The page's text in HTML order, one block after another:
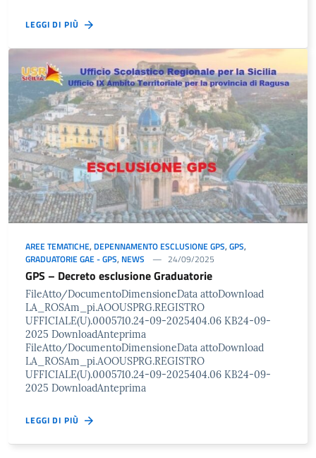
LEGGI DI PIÙ
AREE TEMATICHE, DEPENNAMENTO ESCLUSIONE GPS, GPS,
GRADUATORIE GAE - GPS, NEWS 24/09/2025
GPS – Decreto esclusione Graduatorie
FileAtto/DocumentoDimensioneData attoDownload
LA_ROSAm_pi.AOOUSPRG.REGISTRO
UFFICIALE(U).0005710.24-09-2025404.06 KB24-09-
2025 DownloadAnteprima
FileAtto/DocumentoDimensioneData attoDownload
LA_ROSAm_pi.AOOUSPRG.REGISTRO
UFFICIALE(U).0005710.24-09-2025404.06 KB24-09-
2025 DownloadAnteprima
LEGGI DI PIÙ